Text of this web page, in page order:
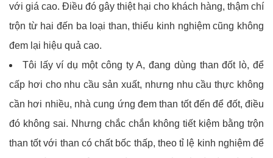
với giá cao. Điều đó gây thiệt hại cho khách hàng, thậm chí
trộn từ hai đến ba loại than, thiếu kinh nghiệm cũng không
đem lại hiệu quả cao.
Tôi lấy ví dụ một công ty A, đang dùng than đốt lò, để
cấp hơi cho nhu cầu sản xuất, nhưng nhu cầu thực không
cần hơi nhiều, nhà cung ứng đem than tốt đến để đốt, điều
đó không sai. Nhưng chắc chắn không tiết kiệm bằng trộn
than tốt với than có chất bốc thấp, theo tỉ lệ kinh nghiệm để